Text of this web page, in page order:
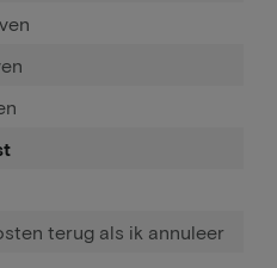
terug als ik annuleer